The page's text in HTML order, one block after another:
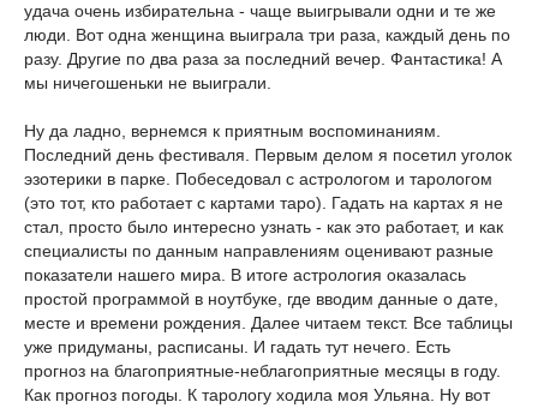
удача очень избирательна - чаще выигрывали одни и те же
люди. Вот одна женщина выиграла три раза, каждый день по
разу. Другие по два раза за последний вечер. Фантастика! А
мы ничегошеньки не выиграли.
Ну да ладно, вернемся к приятным воспоминаниям.
Последний день фестиваля. Первым делом я посетил уголок
эзотерики в парке. Побеседовал с астрологом и тарологом
(это тот, кто работает с картами таро). Гадать на картах я не
стал, просто было интересно узнать - как это работает, и как
специалисты по данным направлениям оценивают разные
показатели нашего мира. В итоге астрология оказалась
простой программой в ноутбуке, где вводим данные о дате,
месте и времени рождения. Далее читаем текст. Все таблицы
уже придуманы, расписаны. И гадать тут нечего. Есть
прогноз на благоприятные-неблагоприятные месяцы в году.
Как прогноз погоды. К тарологу ходила моя Ульяна. Ну вот